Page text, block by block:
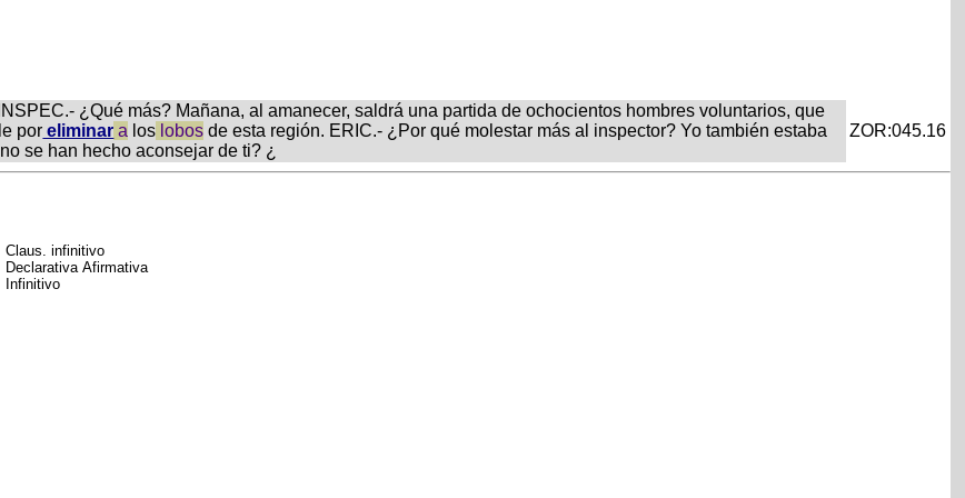
¿Qué más? Mañana, al amanecer, saldrá una partida de ochocientos hombres voluntarios, que
por eliminar a los lobos de esta región. ERIC.- ¿Por qué molestar más al inspector? Yo también estaba
se han hecho aconsejar de ti? ¿
ZOR:045.16
Claus. infinitivo
Declarativa Afirmativa
Infinitivo